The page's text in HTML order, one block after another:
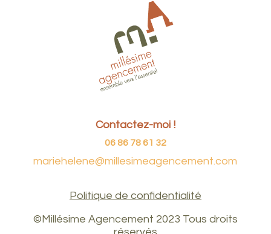
Contactez-moi !
06 86 78 61 32
mariehelene@millesimeagencement.com
Politique de confidentialité
©Millésime Agencement 2023 Tous droits